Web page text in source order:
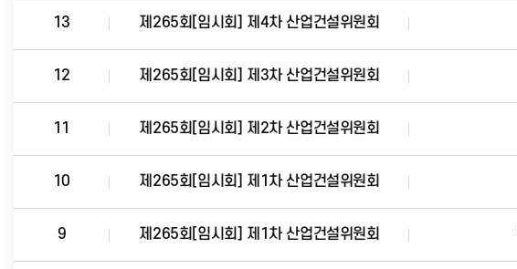
13 제265회[임시회] 제4차 산업건설위원회
12 제265회[임시회] 제3차 산업건설위원회
11 제265회[임시회] 제2차 산업건설위원회
10 제265회[임시회] 제1차 산업건설위원회
9 제265회[임시회] 제1차 산업건설위원회